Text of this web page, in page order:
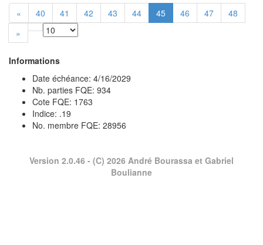
« 40 41 42 43 44 45 46 47
48
»
Informations
Date échéance: 4/16/2029
Nb. parties FQE: 934
Cote FQE: 1763
Indice: .19
No. membre FQE: 28956
Version 2.0.46 - (C) 2026 André Bourassa et Gabriel
Boulianne